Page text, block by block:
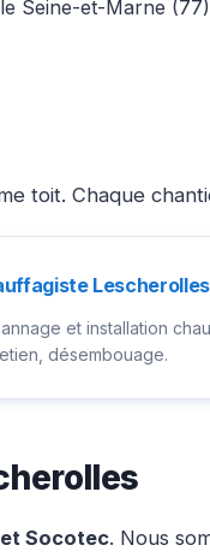
Seine-et-Marne
toit. Chaque
et installation
désembouage.
Socotec. Nous